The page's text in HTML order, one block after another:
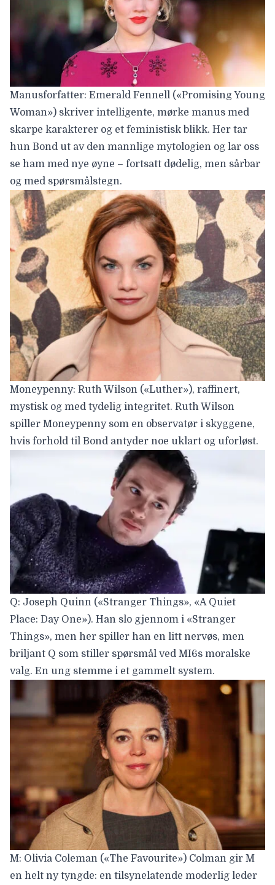
Manusforfatter: Emerald Fennell («Promising Young
Woman») skriver intelligente, mørke manus med
skarpe karakterer og et feministisk blikk. Her tar
hun Bond ut av den mannlige mytologien og lar oss
se ham med nye øyne – fortsatt dødelig, men sårbar
og med spørsmålstegn.
Moneypenny: Ruth Wilson («Luther»), raffinert,
mystisk og med tydelig integritet. Ruth Wilson
spiller Moneypenny som en observatør i skyggene,
hvis forhold til Bond antyder noe uklart og uforløst.
Q: Joseph Quinn («Stranger Things», «A Quiet
Place: Day One»). Han slo gjennom i «Stranger
Things», men her spiller han en litt nervøs, men
briljant Q som stiller spørsmål ved MI6s moralske
valg. En ung stemme i et gammelt system.
M: Olivia Coleman («The Favourite») Colman gir M
en helt ny tyngde: en tilsynelatende moderlig leder